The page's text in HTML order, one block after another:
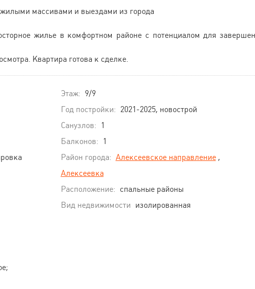
массивами и выездами из города
жилье в комфортном районе с потенциалом для
Квартира готова к сделке.
Этаж: 9/9
Год постройки: 2021-2025, новострой
Санузлов:
1
Балконов:
1
Район города: Алексеевское направление,
Алексеевка
Расположение: спальные районы
Вид недвижимости изолированная